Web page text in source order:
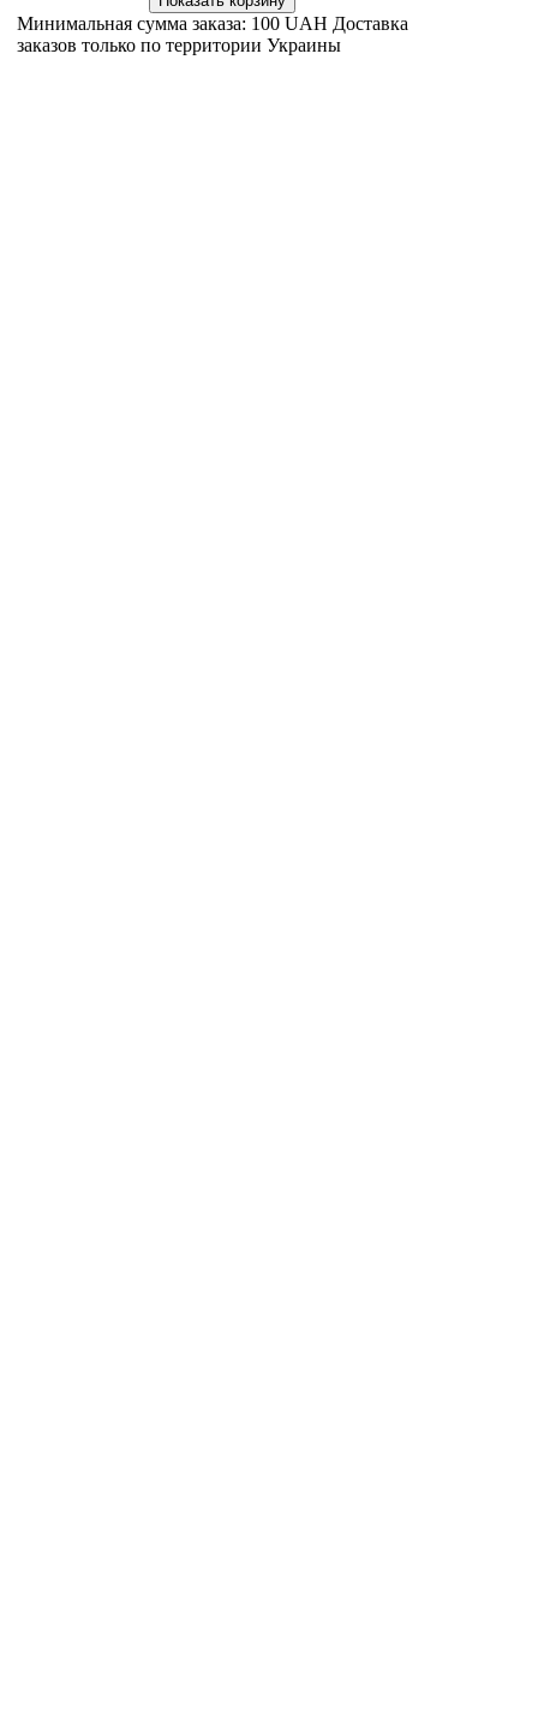
Минимальная сумма заказа: 100 UAH Доставка
заказов только по территории Украины